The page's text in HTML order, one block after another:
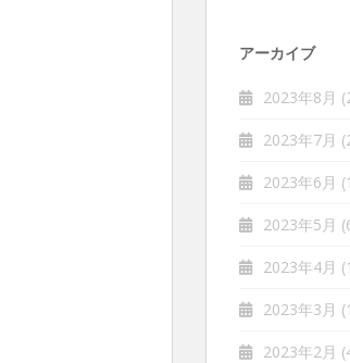
アーカイブ
2023年8月
2023年7月
2023年6月
2023年5月
2023年4月
2023年3月
2023年2月